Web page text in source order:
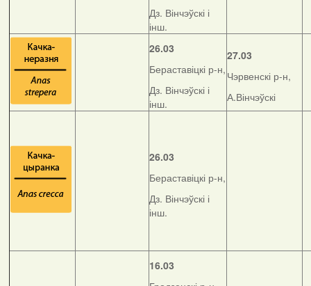
Дз. Вінчэўскі і
інш.
26.03
Бераставіцкі р-н,
Дз. Вінчэўскі і
інш.
27.03
Чэрвенскі р-н,
А.Вінчэўскі
26.03
Бераставіцкі р-н,
Дз. Вінчэўскі і
інш.
16.03